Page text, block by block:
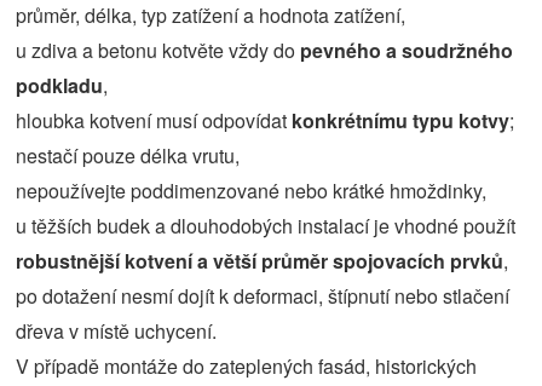
průměr, délka, typ zatížení a hodnota zatížení,
u zdiva a betonu kotvěte vždy do pevného a soudržného
podkladu,
hloubka kotvení musí odpovídat konkrétnímu typu kotvy;
nestačí pouze délka vrutu,
nepoužívejte poddimenzované nebo krátké hmoždinky,
u těžších budek a dlouhodobých instalací je vhodné použít
robustnější kotvení a větší průměr spojovacích prvků,
po dotažení nesmí dojít k deformaci, štípnutí nebo stlačení
dřeva v místě uchycení.
V případě montáže do zateplených fasád, historických